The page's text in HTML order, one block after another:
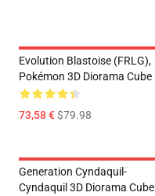
Evolution Blastoise (FRLG),
Pokémon 3D Diorama Cube
73,58 €$79.98
Generation Cyndaquil-
Cyndaquil 3D Diorama Cube